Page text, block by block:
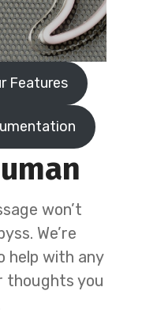
Features
won’t
We’re
help with any
thoughts you